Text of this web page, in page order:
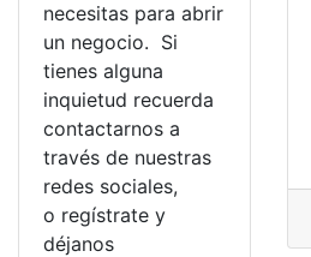
necesitas para abrir
un negocio. Si
tienes alguna
inquietud recuerda
contactarnos a
través de nuestras
redes sociales,
o regístrate y
déjanos